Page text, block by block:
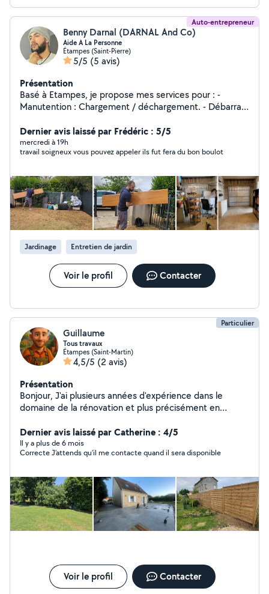
Auto-entrepreneur
Benny Darnal (DARNAL And Co)
Aide A La Personne
Étampes (Saint-Pierre)
5/5 (5 avis)
Présentation
Basé à Etampes, je propose mes services pour : -
Manutention : Chargement / déchargement. - Débarras
(avant/après travaux, logements, extérieurs...) -
Jardinage & entretien extérieur - Aide aux courses et
services du quotidien Et il m'arrive d'avoir un petit
dormir tranquille! Son contrat est simple : une glace à la
fin de la mission, et le droit de me dire "tu portes mal le
canapé"
Dernier avis laissé par Frédéric : 5/5
mercredi à 19h
travail soigneux vous pouvez appeler ils fut fera du bon boulot
Jardinage Entretien de jardin
Voir le profil Contacter
Particulier
Guillaume
Tous travaux
Étampes (Saint-Martin)
4,5/5 (2 avis)
Présentation
Bonjour, J'ai plusieurs années d'expérience dans le
domaine de la rénovation et plus précisément en
électriques & domotiques (installation, dépannage,
système d'alarme, robot tondeuse, arrosage
automatique, etc.) Entretien extérieur : tonte,
travaux à la maison, montage, réparations diverses
Sérieux, efficace et soigneux, je travaille aussi bien en
intérieur qu'en extérieur. Je ne fais plus de mécanique
automobile. Les normes, l'électronique, les mises à jours
et le matériel me sont difficilement accessible. Il est
besoins ! JE TIENS A PRECISER QUE SI JE NE SUIS PAS
CAPABLE OU QUE JE N'AIS PAS LE SAVOIR, JE SERAIS
HONNÊTE AVEC VOUS ET JE DÉCLINERAI VOTRE
Dernier avis laissé par Catherine : 4/5
Il y a plus de 6 mois
Correcte J’attends qu’il me contacte quand il sera disponible
Voir le profil Contacter